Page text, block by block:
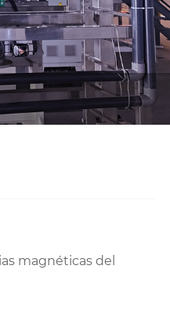
magnéticas del